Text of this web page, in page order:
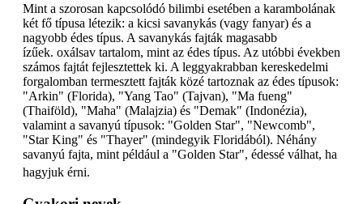
Mint a szorosan kapcsolódó bilimbi esetében a karambolának
két fő típusa létezik: a kicsi savanykás (vagy fanyar) és a
nagyobb édes típus. A savanykás fajták magasabb
ízűek. oxálsav tartalom, mint az édes típus. Az utóbbi években
számos fajtát fejlesztettek ki. A leggyakrabban kereskedelmi
forgalomban termesztett fajták közé tartoznak az édes típusok:
"Arkin" (Florida), "Yang Tao" (Tajvan), "Ma fueng"
(Thaiföld), "Maha" (Malajzia) és "Demak" (Indonézia),
valamint a savanyú típusok: "Golden Star", "Newcomb",
"Star King" és "Thayer" (mindegyik Floridából). Néhány
savanyú fajta, mint például a "Golden Star", édessé válhat, ha
hagyjuk érni.